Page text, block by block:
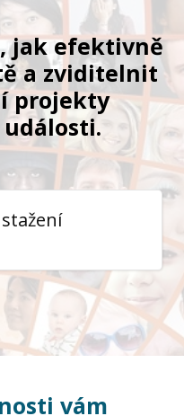
jak efektivně
a zviditelnit
projekty
vám